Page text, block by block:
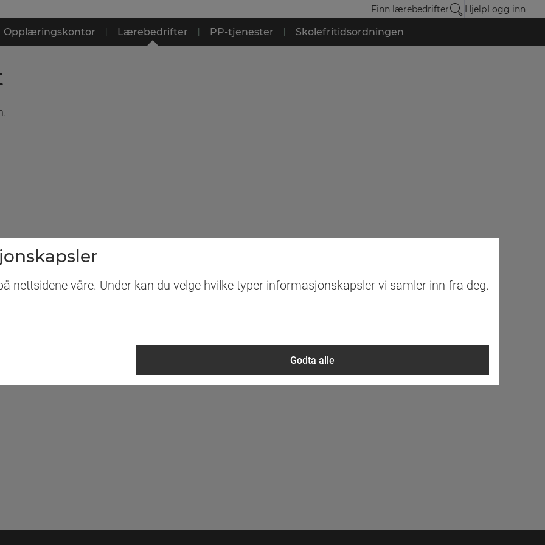
Finn lærebedrifter HjelpLogg inn
Opplæringskontor | Lærebedrifter | PP-tjenester | Skolefritidsordningen
nettsidene våre. Under kan du velge hvilke typer informasjonskapsler vi samler inn fra deg.
Godta alle